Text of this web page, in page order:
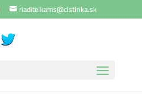
riaditelkams@cistinka.sk